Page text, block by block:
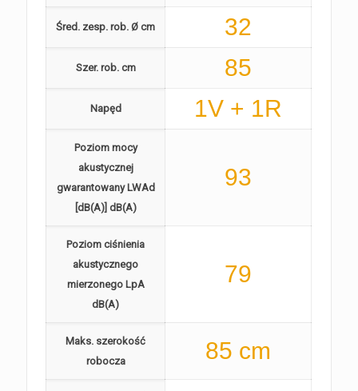
Śred. zesp. rob. Ø cm 32
Szer. rob. cm 85
Napęd 1V + 1R
Poziom mocy
akustycznej
gwarantowany LWAd
[dB(A)] dB(A)
93
Poziom ciśnienia
akustycznego
mierzonego LpA
dB(A)
79
Maks. szerokość
robocza
85 cm